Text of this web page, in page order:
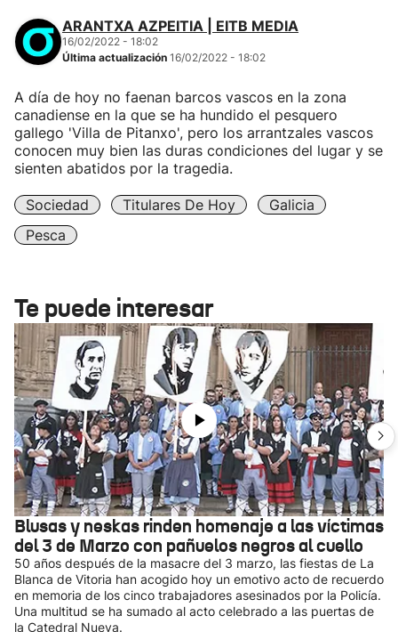
ARANTXA AZPEITIA | EITB MEDIA
16/02/2022 - 18:02
Última actualización 16/02/2022 - 18:02
A día de hoy no faenan barcos vascos en la zona
canadiense en la que se ha hundido el pesquero
gallego 'Villa de Pitanxo', pero los arrantzales vascos
conocen muy bien las duras condiciones del lugar y se
sienten abatidos por la tragedia.
Sociedad Titulares De Hoy
Galicia
Pesca
Te puede interesar
Blusas y neskas rinden homenaje a las víctimas
del 3 de Marzo con pañuelos negros al cuello
50 años después de la masacre del 3 marzo, las fiestas de La
Blanca de Vitoria han acogido hoy un emotivo acto de recuerdo
en memoria de los cinco trabajadores asesinados por la Policía.
Una multitud se ha sumado al acto celebrado a las puertas de
la Catedral Nueva.